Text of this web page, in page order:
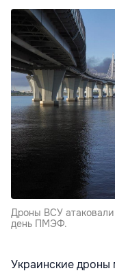
Дроны ВСУ
день ПМЭФ.
Украинские дроны